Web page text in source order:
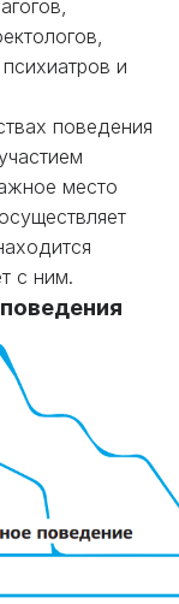
и
поведения
место
с ним.